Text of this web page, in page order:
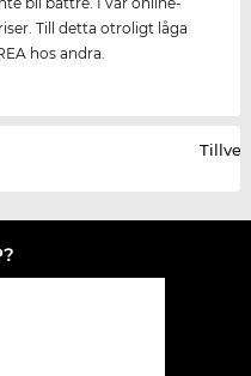
Till detta otroligt låga
hos andra.